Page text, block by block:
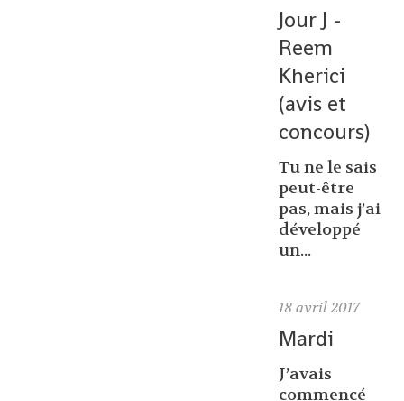
Jour J -
Reem
Kherici
(avis et
concours)
Tu ne le sais
peut-être
pas, mais j’ai
développé
un...
18 avril 2017
Mardi
J’avais
commencé